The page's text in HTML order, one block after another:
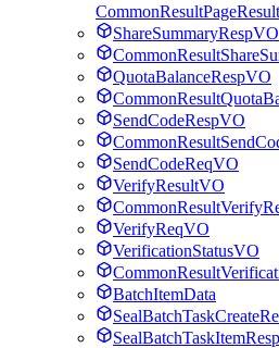
ShareSummaryRespVO
QuotaBalanceRespVO
SendCodeRespVO
SendCodeReqVO
VerifyResultVO
VerifyReqVO
VerificationStatusVO
BatchItemData